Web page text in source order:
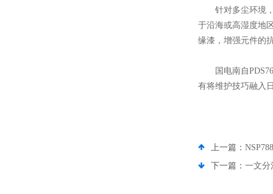
针对多尘环境，
于沿海或高湿度地
缘漆，增强元件的
国电南自PDS761
有将维护技巧融入
上一篇：
下一篇： 一文分